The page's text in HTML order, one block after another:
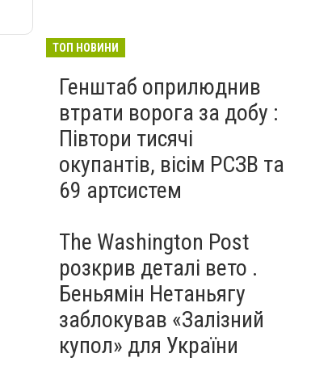
ТОП НОВИНИ
Генштаб оприлюднив
втрати ворога за добу :
Півтори тисячі
окупантів, вісім РСЗВ та
69 артсистем
The Washington Post
розкрив деталі вето .
Беньямін Нетаньягу
заблокував «Залізний
купол» для України